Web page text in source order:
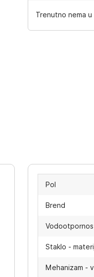
Trenutno nema u
Pol
Brend
Staklo -
Mehanizam -